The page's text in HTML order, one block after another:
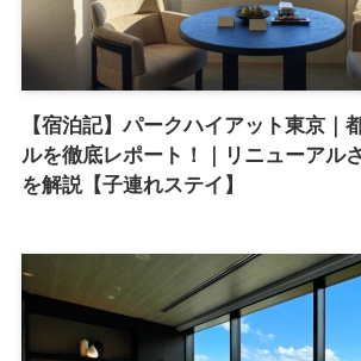
【宿泊記】パークハイアット東京｜
ルを徹底レポート！｜リニューアル
を解説【子連れステイ】